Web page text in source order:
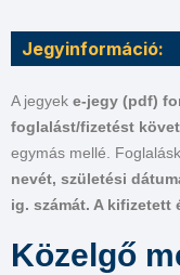
Jegyinformáció:
A jegyek e-jegy (pdf)
foglalást/fizetést
egymás mellé.
nevét, születési
ig. számát. A kifizetett
Közelgő